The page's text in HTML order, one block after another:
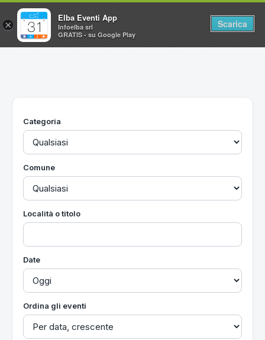
Home
Utilità
Categoria
Comune
Località o titolo
Date
Ordina gli eventi
×
Elba Eventi App
Infoelba srl
GRATIS - su Google Play
Scarica